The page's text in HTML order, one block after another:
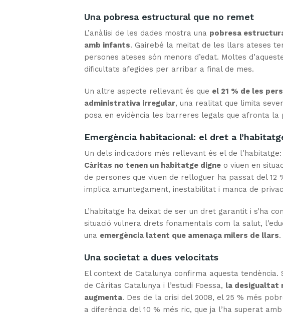
Una pobresa estructural que no remet
L’anàlisi de les dades mostra una pobresa
amb infants. Gairebé la meitat de les llars ateses
persones ateses són menors d’edat. Moltes
dificultats afegides per arribar a final de mes.
Un altre aspecte rellevant és que el 21 % de les
administrativa irregular, una realitat que limita
posa en evidència les barreres legals que afronta la
Emergència habitacional: el dret a
Un dels indicadors més rellevant és el de l’habitatge:
Càritas no tenen un habitatge digne o viuen en
de persones que viuen de relloguer ha passat del 12
implica amuntegament, inestabilitat i manca de
L’habitatge ha deixat de ser un dret garantit i s’ha
situació vulnera drets fonamentals com la salut,
una emergència latent que amenaça milers de llars.
Una societat a dues velocitats
El context de Catalunya confirma aquesta tendència.
de Càritas Catalunya i l’estudi Foessa, la desigualtat
augmenta. Des de la crisi del 2008, el 25 % més
a diferència del 10 % més ric, que ja l’ha superat